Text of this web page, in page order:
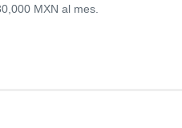
MXN al mes.